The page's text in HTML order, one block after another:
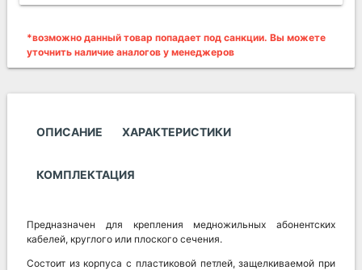
*возможно данный товар попадает под санкции. Вы можете
уточнить наличие аналогов у менеджеров
ОПИСАНИЕ ХАРАКТЕРИСТИКИ
КОМПЛЕКТАЦИЯ
Предназначен для крепления медножильных абонентских
кабелей, круглого или плоского сечения.
Состоит из корпуса с пластиковой петлей, защелкиваемой при